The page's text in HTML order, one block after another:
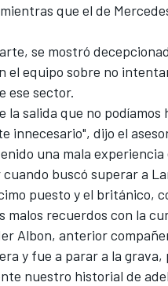
que el de
se mostró
el equipo sobre no
ese sector.
la salida que no
innecesario", dijo el
una mala
cuando buscó superar a
puesto y el británico,
malos recuerdos con la
Albon, anterior
y fue a parar a la
nuestro historial de